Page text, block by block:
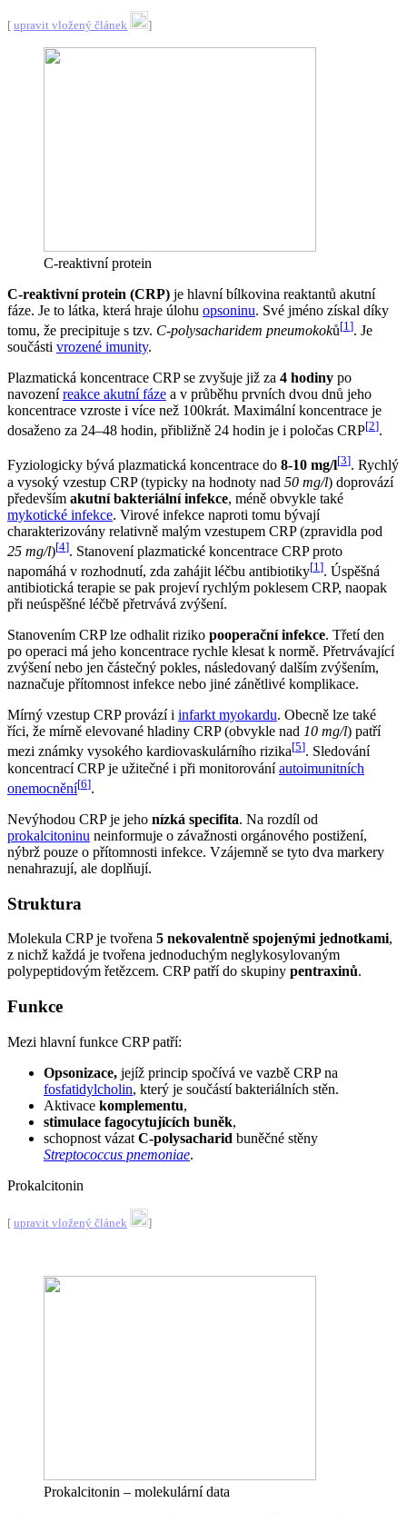
[ upravit vložený článek ]
C-reaktivní protein
C-reaktivní protein (CRP) je hlavní bílkovina reaktantů akutní
fáze. Je to látka, která hraje úlohu opsoninu. Své jméno získal díky
tomu, že precipituje s tzv. C-polysacharidem pneumokoků[1 ]. Je
součásti vrozené imunity.
Plazmatická koncentrace CRP se zvyšuje již za 4 hodiny po
navozeníreakce akutní fáze a v průběhu prvních dvou dnů jeho
koncentrace vzroste i více než 100krát. Maximální koncentrace je
dosaženo za 24–48 hodin, přibližně 24 hodin je i poločas CRP[2].
Fyziologicky bývá plazmatická koncentrace do 8-10 mg/l[3]. Rychlý
a vysoký vzestup CRP (typicky na hodnoty nad 50 mg/l) doprovází
především akutní bakteriální infekce, méně obvykle také
mykotické infekce. Virové infekce naproti tomu bývají
charakterizovány relativně malým vzestupem CRP (zpravidla pod
25 mg/l)[4]. Stanovení plazmatické koncentrace CRP proto
napomáhá v rozhodnutí, zda zahájit léčbu antibiotiky[1 ]. Úspěšná
antibiotická terapie se pak projeví rychlým poklesem CRP, naopak
při neúspěšné léčbě přetrvává zvýšení.
Stanovením CRP lze odhalit riziko pooperační infekce. Třetí den
po operaci má jeho koncentrace rychle klesat k normě. Přetrvávající
zvýšení nebo jen částečný pokles, následovaný dalším zvýšením,
naznačuje přítomnost infekce nebo jiné zánětlivé komplikace.
Mírný vzestup CRP provází i infarkt myokardu. Obecně lze také
říci, že mírně elevované hladiny CRP (obvykle nad 10 mg/l) patří
mezi známky vysokého kardiovaskulárního rizika[5]. Sledování
koncentrací CRP je užitečné i při monitorováníautoimunitních
onemocnění[6].
Nevýhodou CRP je jeho nízká specifita. Na rozdíl od
prokalcitoninu neinformuje o závažnosti orgánového postižení,
nýbrž pouze o přítomnosti infekce. Vzájemně se tyto dva markery
nenahrazují, ale doplňují.
Struktura
Molekula CRP je tvořena 5 nekovalentně spojenými jednotkami,
z nichž každá je tvořena jednoduchým neglykosylovaným
polypeptidovým řetězcem. CRP patří do skupiny pentraxinů.
Funkce
Mezi hlavní funkce CRP patří:
Opsonizace, jejíž princip spočívá ve vazbě CRP na
fosfatidylcholin, který je součástí bakteriálních stěn.
Aktivace komplementu,
stimulace fagocytujících buněk,
schopnost vázat C-polysacharid buněčné stěny
Streptococcus pnemoniae.
Prokalcitonin
[ upravit vložený článek ]
Prokalcitonin – molekulární data